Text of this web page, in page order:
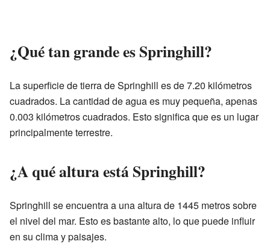
¿Qué tan grande es Springhill?
La superficie de tierra de Springhill es de 7.20 kilómetros
cuadrados. La cantidad de agua es muy pequeña, apenas
0.003 kilómetros cuadrados. Esto significa que es un lugar
principalmente terrestre.
¿A qué altura está Springhill?
Springhill se encuentra a una altura de 1445 metros sobre
el nivel del mar. Esto es bastante alto, lo que puede influir
en su clima y paisajes.